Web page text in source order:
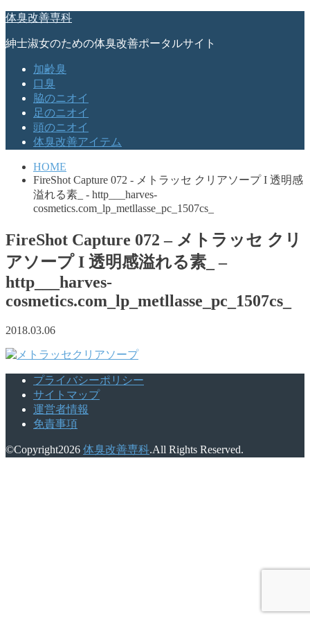
体臭改善専科
紳士淑女のための体臭改善ポータルサイト
加齢臭
口臭
脇のニオイ
足のニオイ
頭のニオイ
体臭改善アイテム
HOME
FireShot Capture 072 - メトラッセ クリアソープ I 透明感
溢れる素_ - http___harves-
cosmetics.com_lp_metllasse_pc_1507cs_
FireShot Capture 072 – メトラッセ クリ
アソープ I 透明感溢れる素_ –
http___harves-
cosmetics.com_lp_metllasse_pc_1507cs_
2018.03.06
プライバシーポリシー
サイトマップ
運営者情報
免責事項
©Copyright2026 体臭改善専科.All Rights Reserved.